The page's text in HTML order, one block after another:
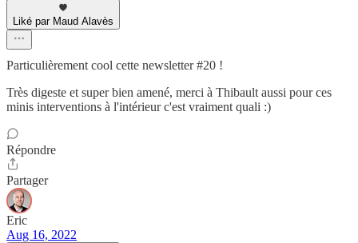
Liké par Maud Alavès
Particulièrement cool cette newsletter #20 !
Très digeste et super bien amené, merci à Thibault aussi pour ces
minis interventions à l'intérieur c'est vraiment quali :)
Répondre
Partager
Eric
Aug 16, 2022